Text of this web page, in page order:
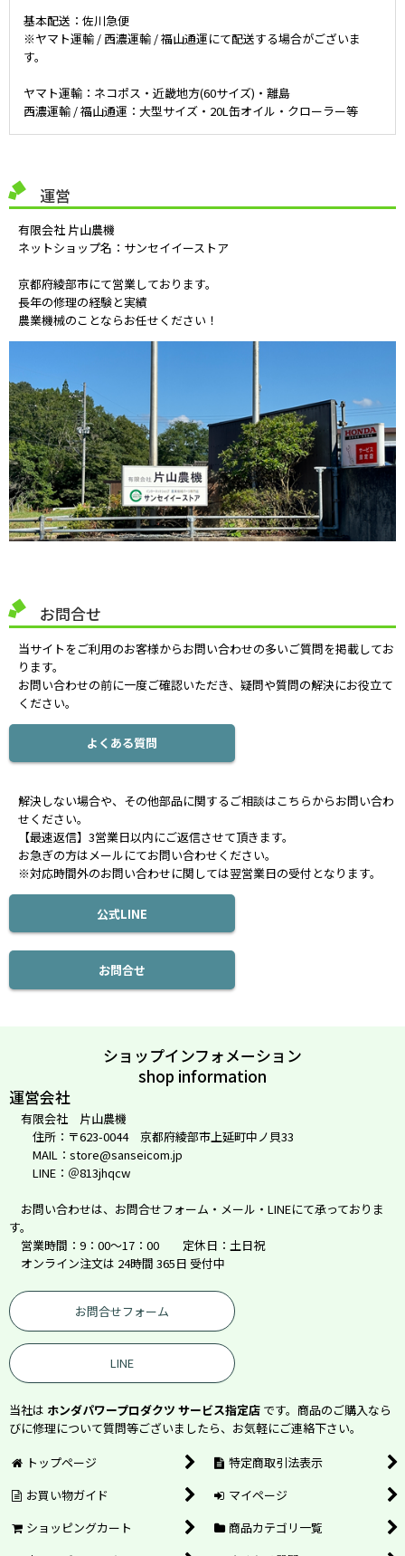
基本配送：佐川急便
※ヤマト運輸 / 西濃運輸 / 福山通運にて配送する場合がございま
す。
ヤマト運輸：ネコポス・近畿地方(60サイズ)・離島
西濃運輸 / 福山通運：大型サイズ・20L缶オイル・クローラー等
運営
有限会社 片山農機
ネットショップ名：サンセイイーストア
京都府綾部市にて営業しております。
長年の修理の経験と実績
農業機械のことならお任せください！
お問合せ
当サイトをご利用のお客様からお問い合わせの多いご質問を掲載してお
ります。
お問い合わせの前に一度ご確認いただき、疑問や質問の解決にお役立て
ください。
よくある質問
解決しない場合や、その他部品に関するご相談はこちらからお問い合わ
せください。
【最速返信】3営業日以内にご返信させて頂きます。
お急ぎの方はメールにてお問い合わせください。
※対応時間外のお問い合わせに関しては翌営業日の受付となります。
公式LINE
お問合せ
ショップインフォメーション
shop information
運営会社
有限会社 片山農機
住所：〒623-0044 京都府綾部市上延町中ノ貝33
MAIL：store@sanseicom.jp
LINE：＠813jhqcw
お問い合わせは、お問合せフォーム・メール・LINEにて承っておりま
す。
営業時間：9：00～17：00 定休日：土日祝
オンライン注文は 24時間 365日 受付中
お問合せフォーム
LINE
当社は ホンダパワープロダクツ サービス指定店 です。商品のご購入なら
びに修理について質問等ございましたら、お気軽にご連絡下さい。
トップページ
特定商取引法表示
お買い物ガイド
マイページ
ショッピングカート
商品カテゴリ一覧